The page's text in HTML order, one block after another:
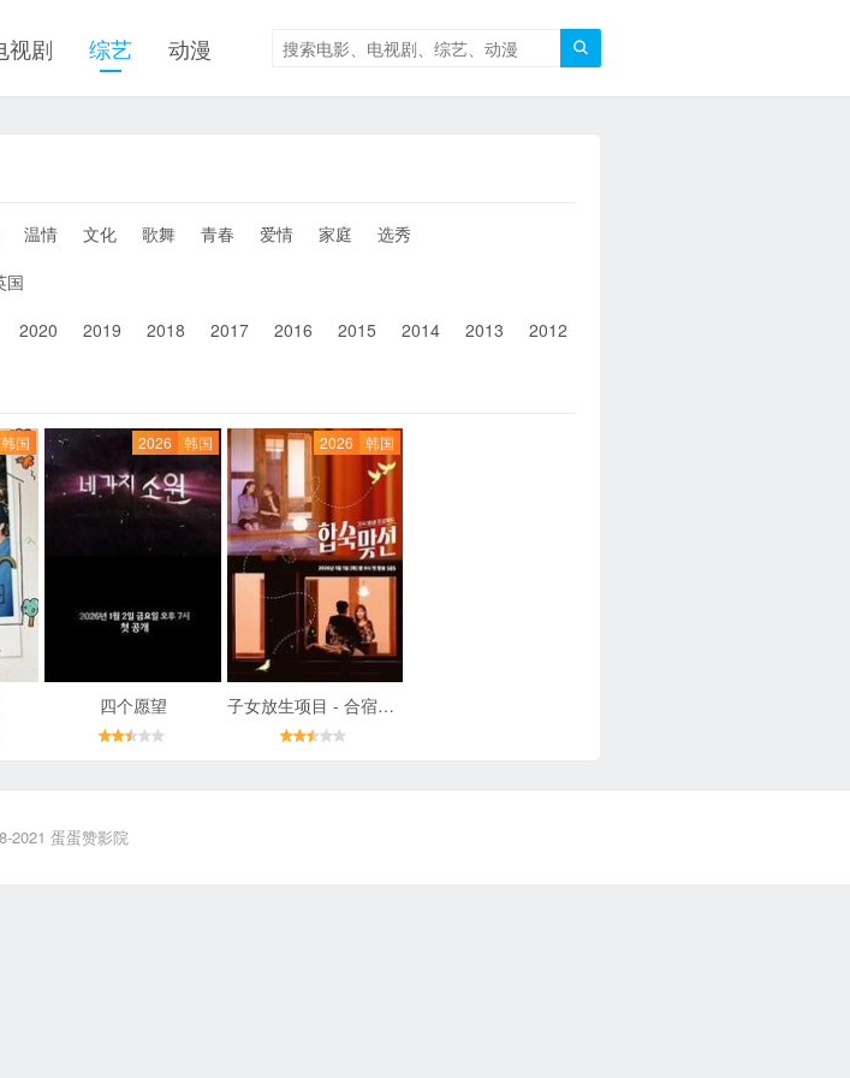

视剧 综艺 动漫
温情 文化 歌舞 青春 爱情 家庭
选秀
国
2020 2019 2018 2017 2016 2015 2014 2013 2012
韩国 2026 韩国
四个愿望
2026 韩国
子女放生项目 - 合宿相亲
2021 蛋蛋赞影院